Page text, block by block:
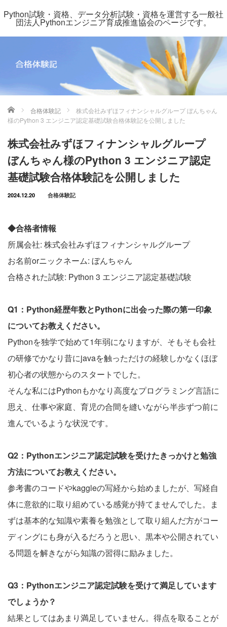
Python試験・資格、データ分析試験・資格を運営する一般社
団法人Pythonエンジニア育成推進協会のページです。
ホーム 合格体験記
株式会社みずほフィナンシャルグループ ぼんちゃん
様のPython 3 エンジニア認定基礎試験合格体験記を公開しました
株式会社みずほフィナンシャルグループ
ぼんちゃん様のPython 3 エンジニア認定
基礎試験合格体験記を公開しました
2024.12.20 合格体験記
◆合格者情報
所属会社: 株式会社みずほフィナンシャルグループ
お名前orニックネーム: ぼんちゃん
合格された試験: Python 3 エンジニア認定基礎試験
Q1：Python経歴年数とPythonに出会った際の第一印象
についてお教えください。
Pythonを独学で始めて1年弱になりますが、そもそも会社
の研修でかなり昔にjavaを触っただけの経験しかなくほぼ
初心者の状態からのスタートでした。
そんな私にはPythonもかなり高度なプログラミング言語に
思え、仕事や家庭、育児の合間を縫いながら半歩ずつ前に
進んでいるような状況です。
Q2：Pythonエンジニア認定試験を受けたきっかけと勉強
方法についてお教えください。
参考書のコードやkaggleの写経から始めましたが、写経自
体に意欲的に取り組めている感覚が持てませんでした。ま
ずは基本的な知識や素養を勉強として取り組んだ方がコー
ディングにも身が入るだろうと思い、黒本や公開されてい
る問題を解きながら知識の習得に励みました。
Q3：Pythonエンジニア認定試験を受けて満足しています
でしょうか？
結果としてはあまり満足していません。得点を取ることが